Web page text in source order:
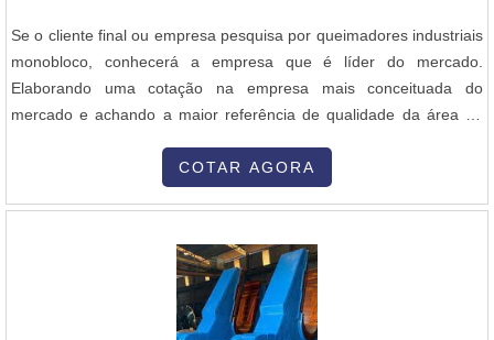
Se o cliente final ou empresa pesquisa por queimadores industriais
monobloco, conhecerá a empresa que é líder do mercado.
Elaborando uma cotação na empresa mais conceituada do
mercado e achando a maior referência de qualidade da área de
com a Inovatti Queimadores Industriais o cliente encontrará
INDUSTRIAIS MONOBLOCOA Inovatti Queimadores Industriais
foca seus esforços em oferecer aos clientes uma estrutura com
escritório de alta qualidade onde são realizadas as atividades e
estrutura suficiente para atender todas as demandas, tudo para se
COTAR AGORA